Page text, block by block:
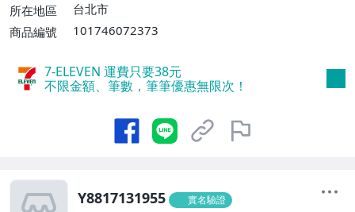
所在地區
台北市
商品編號
101746072373
7-ELEVEN 運費只要38元
不限金額、筆數，筆筆優惠無限次！
Y8817131955 實名驗證